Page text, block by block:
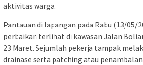
aktivitas warga.
Pantauan di lapangan pada Rabu (13/05/
perbaikan terlihat di kawasan Jalan
23 Maret. Sejumlah pekerja tampak
drainase serta patching atau